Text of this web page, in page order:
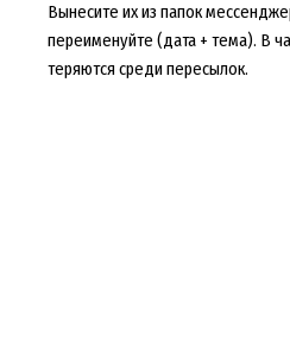
Вынесите их из папок
переименуйте (дата + тема). В
теряются среди пересылок.